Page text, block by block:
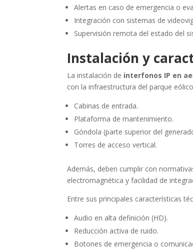
Alertas en caso de emergencia o
Integración con sistemas de
Supervisión remota del estado del
Instalación y
La instalación de interfonos IP en
con la infraestructura del parque
Cabinas de entrada.
Plataforma de mantenimiento.
Góndola (parte superior del
Torres de acceso vertical.
Además, deben cumplir con
electromagnética y facilidad de
Entre sus principales características
Audio en alta definición (HD).
Reducción activa de ruido.
Botones de emergencia o